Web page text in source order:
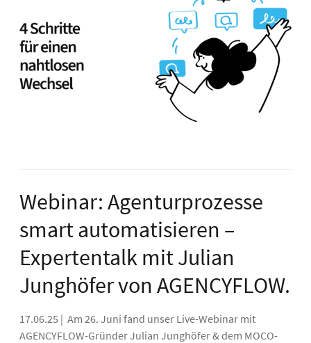
Webinar: Agenturprozesse
smart automatisieren –
Expertentalk mit Julian
Junghöfer von AGENCYFLOW.
17.06.25 | Am 26. Juni fand unser Live-Webinar mit
AGENCYFLOW-Gründer Julian Junghöfer & dem MOCO-